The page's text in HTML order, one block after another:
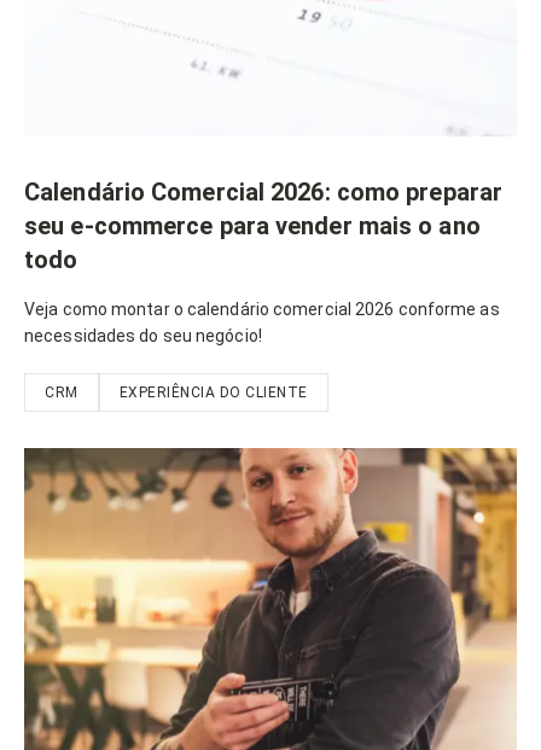
Calendário Comercial 2026: como preparar
seu e-commerce para vender mais o ano
todo
Veja como montar o calendário comercial 2026 conforme as
necessidades do seu negócio!
CRM EXPERIÊNCIA DO CLIENTE